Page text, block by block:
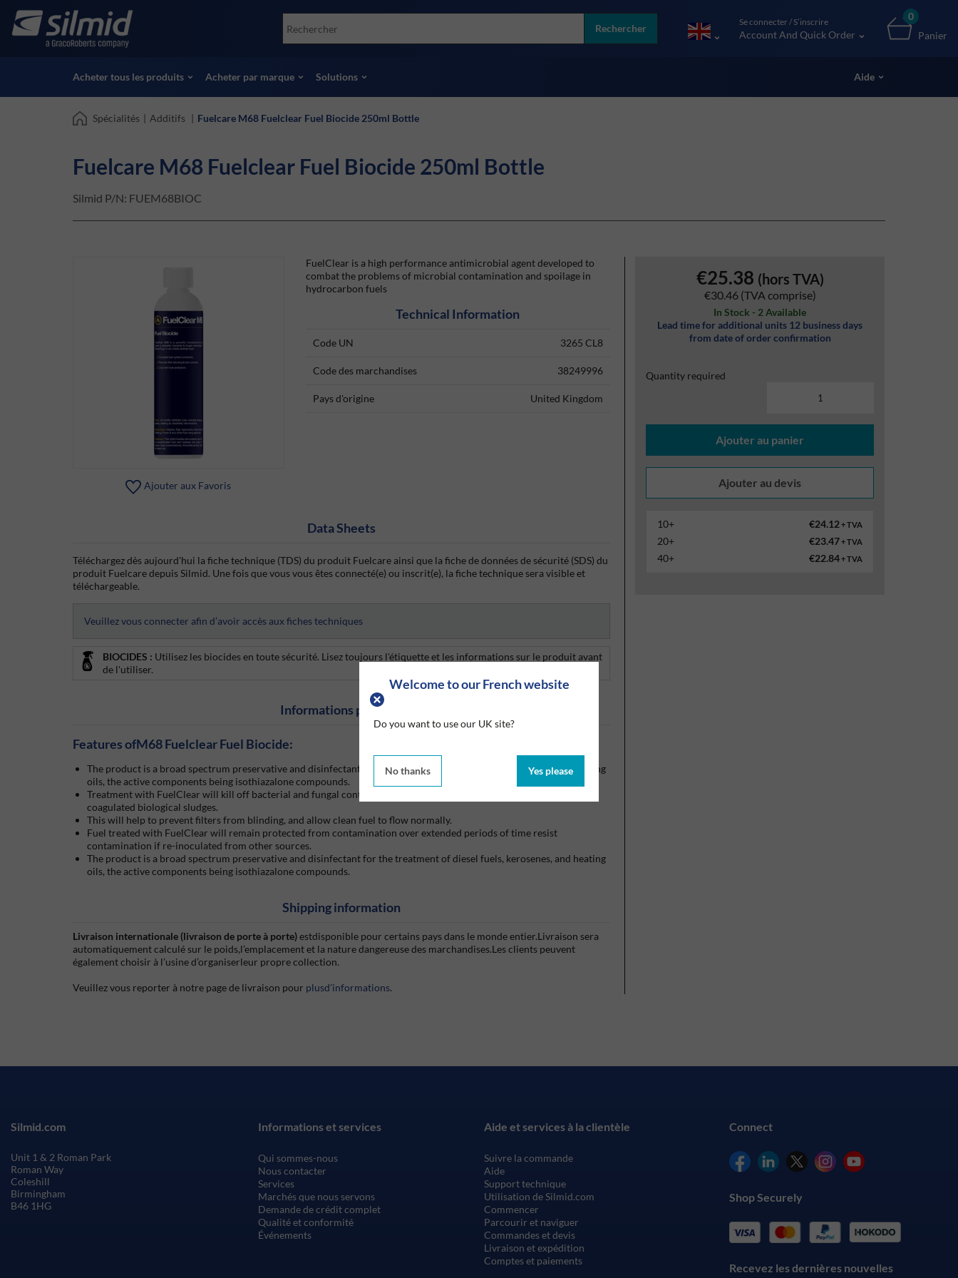
Welcome to our French website
Do you want to use our UK site?
No thanks Yes please
main
Accessories
Essais non destructifs (NDT)
Voir tous les produits
Socomore
Skydrol
Rechercher
Se connecter / S’inscrire
Account And Quick Order
0
Panier
Acheter tous les produits Acheter par marque Solutions Aide
Spécialités | Additifs | Fuelcare M68 Fuelclear Fuel Biocide 250ml Bottle
Fuelcare M68 Fuelclear Fuel Biocide 250ml Bottle
Silmid P/N: FUEM68BIOC
Ajouter aux Favoris
€25.38 (hors TVA)
€30.46 (TVA comprise)
In Stock - 2 Available
Lead time for additional units 12 business days
from date of order confirmation
Quantity required
Ajouter au panier
10+ €24.12 + TVA
20+ €23.47+ TVA
40+ €22.84+ TVA
FuelClear is a high performance antimicrobial agent developed to
combat the problems of microbial contamination and spoilage in
hydrocarbon fuels
Technical Information
Code UN 3265 CL8
Code des marchandises 38249996
Pays d'origine United Kingdom
Data Sheets
Téléchargez dès aujourd'hui la fiche technique (TDS) du produit Fuelcare ainsi que la fiche de données de sécurité (SDS) du
produit Fuelcare depuis Silmid. Une fois que vous vous êtes connecté(e) ou inscrit(e), la fiche technique sera visible et
téléchargeable.
Veuillez vous connecter afin d’avoir accès aux fiches techniques
BIOCIDES : Utilisez les biocides en toute sécurité. Lisez toujours l'étiquette et les informations sur le produit avant
de l'utiliser.
Informations produits
Features ofM68 Fuelclear Fuel Biocide:
The product is a broad spectrum preservative and disinfectant for the treatment of diesel fuels, kerosenes, and heating
oils, the active components being isothiazalone compounds.
Treatment with FuelClear will kill off bacterial and fungal contamination and assist the breakdown of slimes and
coagulated biological sludges.
This will help to prevent filters from blinding, and allow clean fuel to flow normally.
Fuel treated with FuelClear will remain protected from contamination over extended periods of time resist
contamination if re-inoculated from other sources.
The product is a broad spectrum preservative and disinfectant for the treatment of diesel fuels, kerosenes, and heating
oils, the active components being isothiazalone compounds.
Shipping information
Livraison internationale (livraison de porte à porte)estdisponible pour certains pays dans le monde entier.Livraison sera
automatiquement calculé sur le poids,l’emplacement et la nature dangereuse des marchandises.Les clients peuvent
également choisir à l’usine d’organiserleur propre collection.
Veuillez vous reporter à notre page de livraison pour plusd’informations.
Informations et services
Qui sommes-nous
Nous contacter
Services
Marchés que nous servons
Demande de crédit complet
Qualité et conformité
Événements
Aide et services à la clientèle
Suivre la commande
Aide
Support technique
Utilisation de Silmid.com
Commencer
Parcourir et naviguer
Commandes et devis
Livraison et expédition
Comptes et paiements
Connect
Shop Securely
Recevez les dernières nouvelles
Silmid.com
Unit 1 & 2 Roman Park
Roman Way
Coleshill
Birmingham
B46 1HG